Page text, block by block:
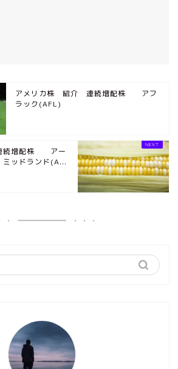
アメリカ株 紹介 連続増配株 アフ
ラック(AFL)
続増配株 アー
ミッドランド(A...